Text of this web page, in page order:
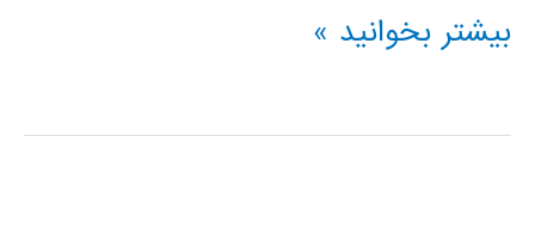
روشهای
تومورهای
بیشتر بخوانید »